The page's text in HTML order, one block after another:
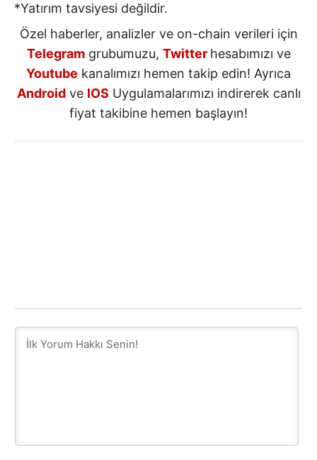
*Yatırım tavsiyesi değildir.
Özel haberler, analizler ve on-chain verileri için
Telegramgrubumuzu, Twitter hesabımızı ve
Youtube kanalımızı hemen takip edin! Ayrıca
Androidve IOS Uygulamalarımızı indirerek canlı
fiyat takibine hemen başlayın!